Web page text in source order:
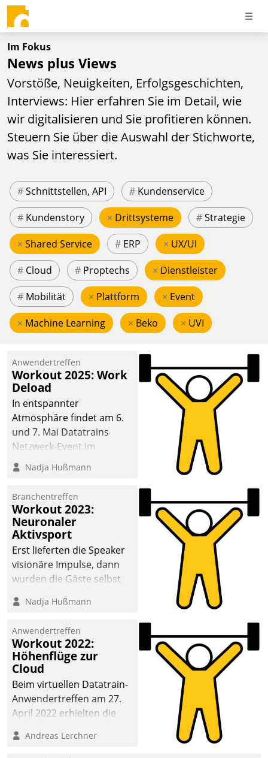
Im Fokus
News plus Views
Vorstöße, Neuigkeiten, Erfolgsgeschichten,
Interviews: Hier erfahren Sie im Detail, wie
wir digitalisieren und Sie profitieren können.
Steuern Sie über die Auswahl der Stichworte,
was Sie interessiert.
#Schnittstellen, API # Kundenservice
# Kundenstory × Drittsysteme #Strategie
× Shared Service # ERP × UX/UI
# Cloud # Proptechs × Dienstleister
# Mobilität × Plattform × Event
× Machine Learning × Beko × UVI
Anwendertreffen
Workout 2025: Work
Deload
In entspannter
Atmosphäre findet am 6.
und 7. Mai Datatrains
Netzwerk-Event im
Kunden- und Partnerkreis
statt. Zentrale Frage: Wie
Mammutprojekte
meistern und Workloads
wuppen – bei zunehmend
anspruchsvollen
Aufgaben und
abnehmendem
Nadja Hußmann
Branchentreffen
Workout 2023:
Neuronaler
Aktivsport
Erst lieferten die Speaker
visionäre Impulse, dann
wurden die Gäste selbst
methodisch
Quartier. Dazwischen
zeigte Datatrain, was es
Neues zu bieten hat.
Nadja Hußmann
Anwendertreffen
Workout 2022:
Höhenflüge zur
Cloud
Beim virtuellen Datatrain-
Anwendertreffen am 27.
April 2022 erhielten die
Teilnehmer kurzweilige
Andreas Lerchner